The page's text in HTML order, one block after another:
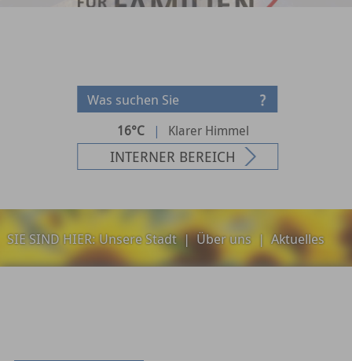
16°C | Klarer Himmel
INTERNER BEREICH
SIE SIND HIER:Unsere Stadt|Über uns| Aktuelles